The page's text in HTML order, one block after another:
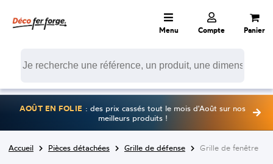
Menu Compte Panier
AOÛT EN FOLIE : des prix cassés tout le mois d'Août sur nos
meilleurs produits !
Accueil Pièces détachées Grille de défense Grille de fenêtre